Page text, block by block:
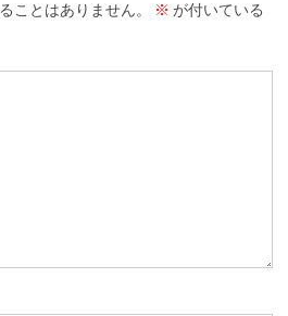
ことはありません。 ※ が付いている